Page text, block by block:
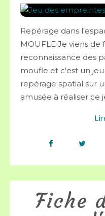
Repérage dans
MOUFLE Je viens de
reconnaissance des
moufle et c'est un
repérage spatial sur
amusée à réaliser ce
Fiche